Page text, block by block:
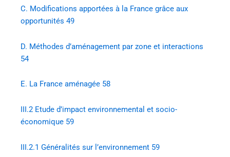
C. Modifications apportées à la France grâce aux
opportunités 49
D. Méthodes d’aménagement par zone et interactions
54
E. La France aménagée 58
III.2 Etude d’impact environnemental et socio-
économique 59
III.2.1 Généralités sur l’environnement 59